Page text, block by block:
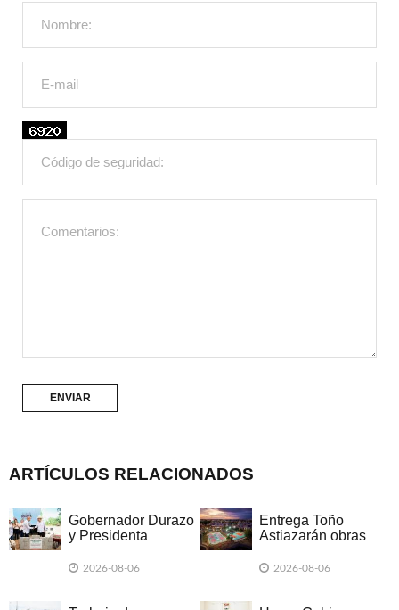
ARTÍCULOS RELACIONADOS
Gobernador Durazo
y Presidenta
justicia al Río
2026-08-06
Entrega Toño
Astiazarán obras
presupuesto
2026-08-06